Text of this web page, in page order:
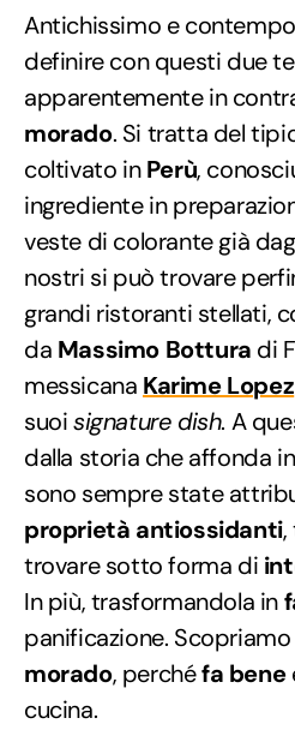
Antichissimo e
definire con questi due
apparentemente in
morado. Si tratta del
coltivato inPerù,
ingrediente in
veste di colorante già
nostri si può trovare
grandi ristoranti stellati,
da Massimo Bottura di
messicana Karime Lopez
suoisignature dish. A
dalla storia che affonda
sono sempre state
proprietà antiossidanti,
trovare sotto forma di
In più, trasformandola in
panificazione. Scopriamo
morado, perchéfa bene
cucina.